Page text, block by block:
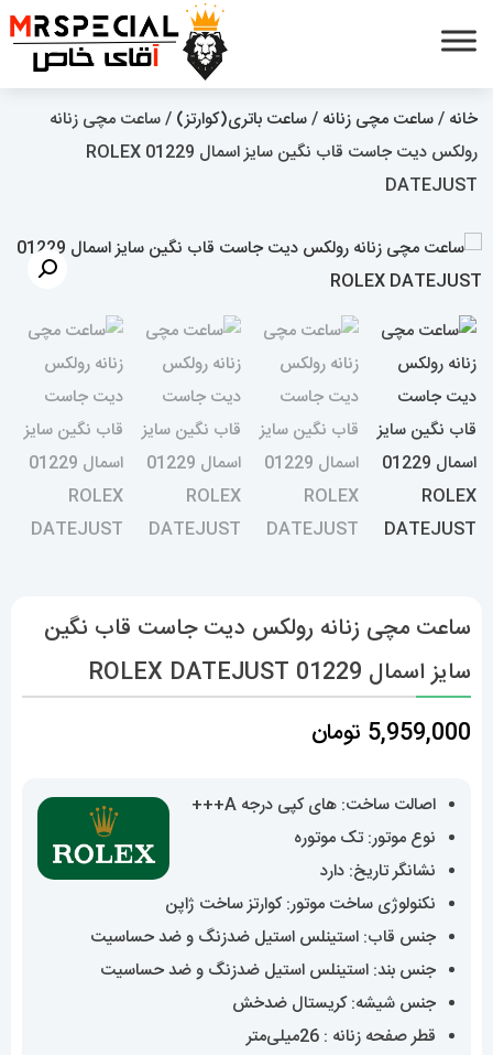
خانه /ساعت مچی زنانه /ساعت باتری(کوارتز) / ساعت مچی زنانه
رولکس دیت جاست قاب نگین سایز اسمال 01229 ROLEX
DATEJUST
ساعت مچی زنانه رولکس دیت جاست قاب نگین
سایز اسمال 01229 ROLEX DATEJUST
5,959,000 تومان
اصالت ساخت: های کپی درجه A+++
نوع موتور: تک موتوره
نشانگر تاریخ: دارد
نکنولوژی ساخت موتور: کوارتز ساخت ژاپن
جنس قاب: استینلس استیل ضدزنگ و ضد حساسیت
جنس بند: استینلس استیل ضدزنگ و ضد حساسیت
جنس شیشه: کریستال ضدخش
قطر صفحه زنانه : 26میلی‌متر